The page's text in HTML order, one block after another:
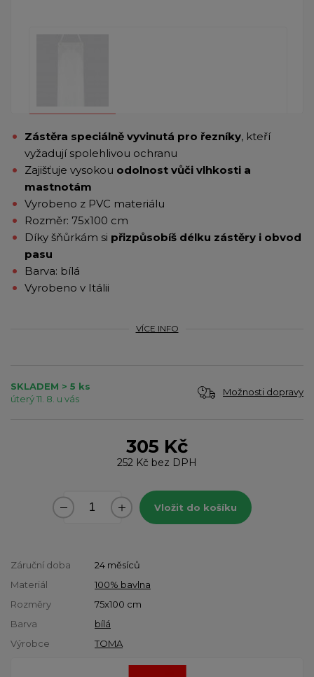
Zástěra speciálně vyvinutá pro řezníky, kteří
vyžadují spolehlivou ochranu
Zajišťuje vysokou odolnost vůči vlhkosti a
mastnotám
Vyrobeno z PVC materiálu
Rozměr: 75x100 cm
Díky šňůrkám si přizpůsobíš délku zástěry i obvod
pasu
Barva: bílá
Vyrobeno v Itálii
VÍCE INFO
SKLADEM > 5 ks
úterý 11. 8. u vás
Možnosti dopravy
305 Kč
252 Kč bez DPH
Vložit do košíku
Záruční doba
24 měsíců
Materiál
100% bavlna
Rozměry
75x100 cm
Barva
bílá
Výrobce
TOMA